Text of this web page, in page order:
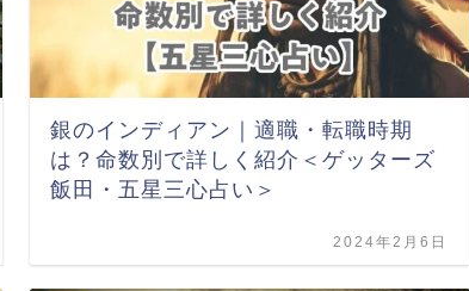
銀のインディアン｜適職・転職時期
は？命数別で詳しく紹介＜ゲッターズ
飯田・五星三心占い＞
2024年2月6日